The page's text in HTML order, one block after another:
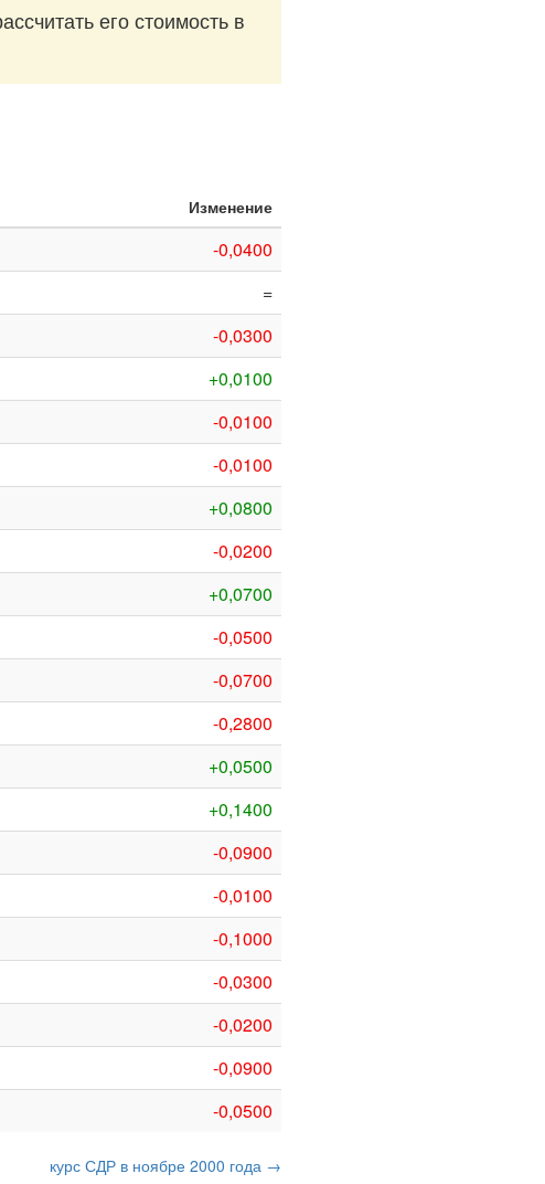
его стоимость в
Изменение
-0,0400
=
-0,0300
+0,0100
-0,0100
-0,0100
+0,0800
-0,0200
+0,0700
-0,0500
-0,0700
-0,2800
+0,0500
+0,1400
-0,0900
-0,0100
-0,1000
-0,0300
-0,0200
-0,0900
-0,0500
курс СДР в ноябре 2000 года →